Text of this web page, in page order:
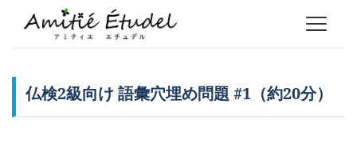
仏検2級向け 語彙穴埋め問題 #1（約20分）